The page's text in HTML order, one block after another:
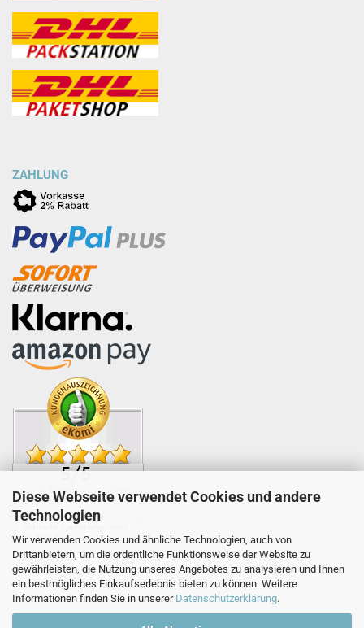
Diese Webseite verwendet Cookies und andere
Technologien
Wir verwenden Cookies und ähnliche Technologien, auch von
Drittanbietern, um die ordentliche Funktionsweise der Website zu
gewährleisten, die Nutzung unseres Angebotes zu analysieren und Ihnen
ein bestmögliches Einkaufserlebnis bieten zu können. Weitere
Informationen finden Sie in unserer Datenschutzerklärung.
ZAHLUNG